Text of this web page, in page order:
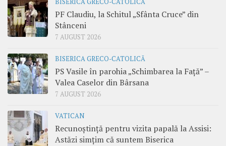
BISERICA GRECO-CATOLICĂ
PF Claudiu, la Schitul „Sfânta Cruce” din
Stânceni
7 AUGUST 2026
BISERICA GRECO-CATOLICĂ
PS Vasile în parohia „Schimbarea la Față” –
Valea Caselor din Bârsana
7 AUGUST 2026
VATICAN
Recunoștință pentru vizita papală la Assisi:
Astăzi simțim că suntem Biserica